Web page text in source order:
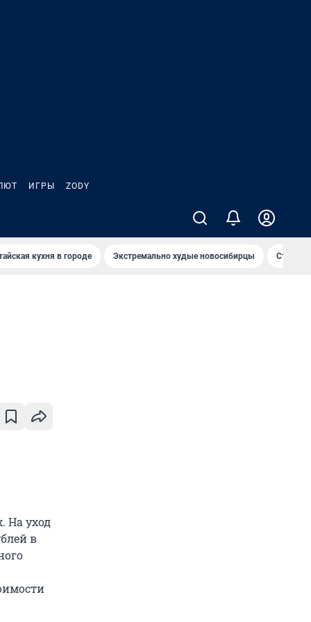
ИГРЫ ZODY
кухня в городе Экстремально худые новосибирцы Старт
На уход
в